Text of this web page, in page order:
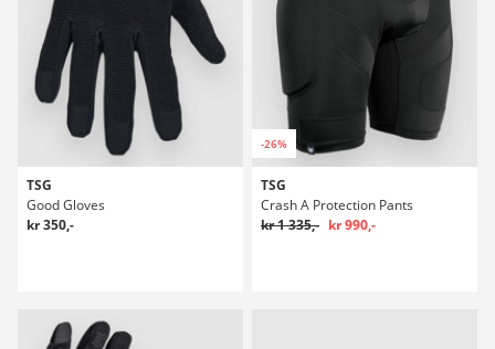
TSG
Good Gloves
kr 350,-
-26%
TSG
Crash A Protection Pants
kr 1 335,- kr 990,-